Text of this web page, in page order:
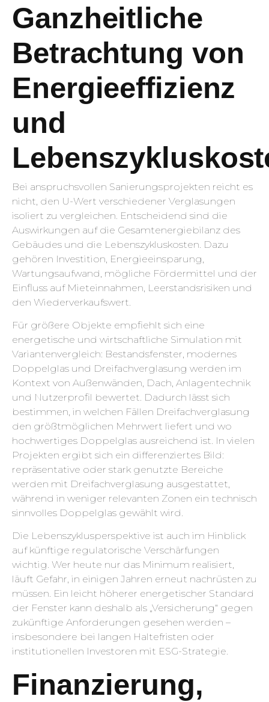
Ganzheitliche
Betrachtung von
Energieeffizienz
und
Bei anspruchsvollen Sanierungsprojekten reicht es
nicht, den U-Wert verschiedener Verglasungen
isoliert zu vergleichen. Entscheidend sind die
Auswirkungen auf die Gesamtenergiebilanz des
Gebäudes und die Lebenszykluskosten. Dazu
gehören Investition, Energieeinsparung,
Wartungsaufwand, mögliche Fördermittel und der
Einfluss auf Mieteinnahmen, Leerstandsrisiken und
den Wiederverkaufswert.
Für größere Objekte empfiehlt sich eine
energetische und wirtschaftliche Simulation mit
Variantenvergleich: Bestandsfenster, modernes
Doppelglas und Dreifachverglasung werden im
Kontext von Außenwänden, Dach, Anlagentechnik
und Nutzerprofil bewertet. Dadurch lässt sich
bestimmen, in welchen Fällen Dreifachverglasung
den größtmöglichen Mehrwert liefert und wo
hochwertiges Doppelglas ausreichend ist. In vielen
Projekten ergibt sich ein differenziertes Bild:
repräsentative oder stark genutzte Bereiche
werden mit Dreifachverglasung ausgestattet,
während in weniger relevanten Zonen ein technisch
sinnvolles Doppelglas gewählt wird.
Die Lebenszyklusperspektive ist auch im Hinblick
auf künftige regulatorische Verschärfungen
wichtig. Wer heute nur das Minimum realisiert,
läuft Gefahr, in einigen Jahren erneut nachrüsten zu
müssen. Ein leicht höherer energetischer Standard
der Fenster kann deshalb als „Versicherung“ gegen
zukünftige Anforderungen gesehen werden –
insbesondere bei langen Haltefristen oder
institutionellen Investoren mit ESG-Strategie.
Finanzierung,